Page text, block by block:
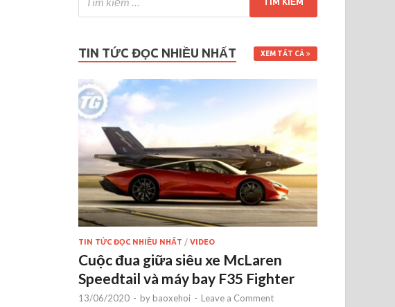
TIN TỨC ĐỌC NHIỀU NHẤT XEM TẤT CẢ
TIN TỨC ĐỌC NHIỀU NHẤT /VIDEO
Cuộc đua giữa siêu xe McLaren
Speedtail và máy bay F35 Fighter
13/06/2020 - by baoxehoi - Leave a Comment